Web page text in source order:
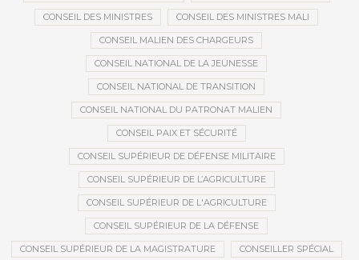
CONSEIL DES MINISTRES CONSEIL DES MINISTRES MALI
CONSEIL MALIEN DES CHARGEURS
CONSEIL NATIONAL DE LA JEUNESSE
CONSEIL NATIONAL DE TRANSITION
CONSEIL NATIONAL DU PATRONAT MALIEN
CONSEIL PAIX ET SÉCURITÉ
CONSEIL SUPÉRIEUR DE DÉFENSE MILITAIRE
CONSEIL SUPÉRIEUR DE L’AGRICULTURE
CONSEIL SUPÉRIEUR DE L'AGRICULTURE
CONSEIL SUPÉRIEUR DE LA DÉFENSE
CONSEIL SUPÉRIEUR DE LA MAGISTRATURE CONSEILLER SPÉCIAL